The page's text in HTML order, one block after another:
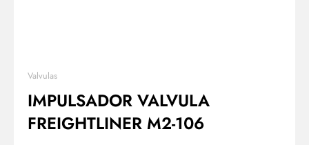
Valvulas
IMPULSADOR VALVULA
FREIGHTLINER M2-106